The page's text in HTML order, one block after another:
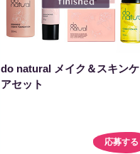
do natural メイク＆スキンケ
アセット
応募する